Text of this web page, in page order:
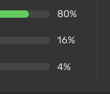
80%
16%
4%